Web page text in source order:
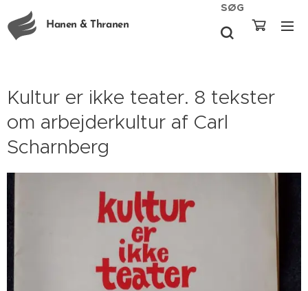
Hanen & Thranen
SØG
Kultur er ikke teater. 8 tekster
om arbejderkultur af Carl
Scharnberg